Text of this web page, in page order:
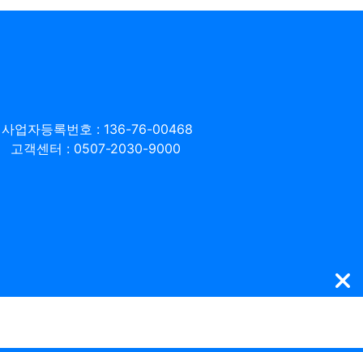
사업자등록번호 : 136-76-00468
고객센터 : 0507-2030-9000